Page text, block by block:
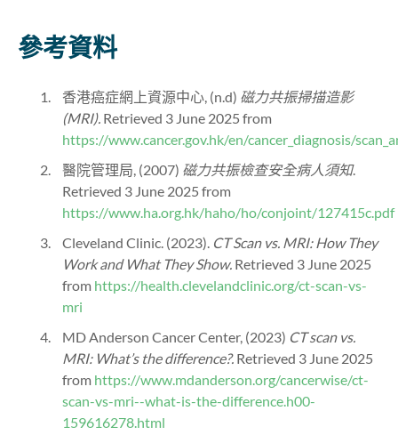
參考資料
香港癌症網上資源中心, (n.d) 磁力共振掃描造影
(MRI). Retrieved 3 June 2025 from
https://www.cancer.gov.hk/en/cancer_diagnosis/
醫院管理局, (2007) 磁力共振檢查安全病人須知.
Retrieved 3 June 2025 from
https://www.ha.org.hk/haho/ho/conjoint/127415c.pdf
Cleveland Clinic. (2023). CT Scan vs. MRI: How They
Work and What They Show. Retrieved 3 June 2025
from https://health.clevelandclinic.org/ct-scan-vs-
mri
MD Anderson Cancer Center, (2023) CT scan vs.
MRI: What’s the difference?. Retrieved 3 June 2025
from https://www.mdanderson.org/cancerwise/ct-
scan-vs-mri--what-is-the-difference.h00-
159616278.html